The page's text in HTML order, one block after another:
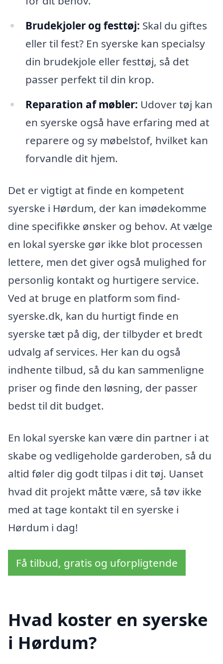
Brudekjoler og festtøj: Skal du giftes
eller til fest? En syerske kan specialsy
din brudekjole eller festtøj, så det
passer perfekt til din krop.
Reparation af møbler: Udover tøj kan
en syerske også have erfaring med at
reparere og sy møbelstof, hvilket kan
forvandle dit hjem.
Det er vigtigt at finde en kompetent
syerske i Hørdum, der kan imødekomme
dine specifikke ønsker og behov. At vælge
en lokal syerske gør ikke blot processen
lettere, men det giver også mulighed for
personlig kontakt og hurtigere service.
Ved at bruge en platform som find-
syerske.dk, kan du hurtigt finde en
syerske tæt på dig, der tilbyder et bredt
udvalg af services. Her kan du også
indhente tilbud, så du kan sammenligne
priser og finde den løsning, der passer
bedst til dit budget.
En lokal syerske kan være din partner i at
skabe og vedligeholde garderoben, så du
altid føler dig godt tilpas i dit tøj. Uanset
hvad dit projekt måtte være, så tøv ikke
med at tage kontakt til en syerske i
Hørdum i dag!
Få tilbud, gratis og uforpligtende
Hvad koster en syerske
i Hørdum?